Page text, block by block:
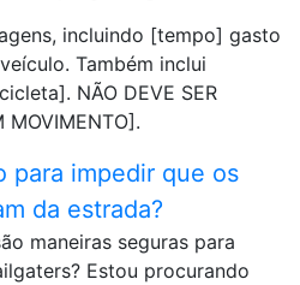
incluindo [tempo] gasto
Também inclui
NÃO DEVE SER
MOVIMENTO].
para impedir que os
da estrada?
maneiras seguras para
Estou procurando